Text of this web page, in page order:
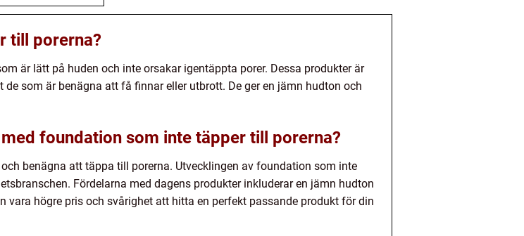
till porerna?
är lätt på huden och inte orsakar igentäppta porer. Dessa produkter är
som är benägna att få finnar eller utbrott. De ger en jämn hudton och
foundation som inte täpper till porerna?
benägna att täppa till porerna. Utvecklingen av foundation som inte
Fördelarna med dagens produkter inkluderar en jämn hudton
högre pris och svårighet att hitta en perfekt passande produkt för din